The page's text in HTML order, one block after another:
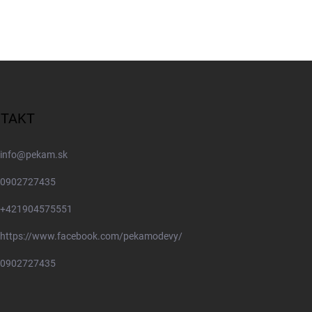
info@pekam.sk
0902727435
+421904575551
https://www.facebook.com/pekamodevy/
0902727435